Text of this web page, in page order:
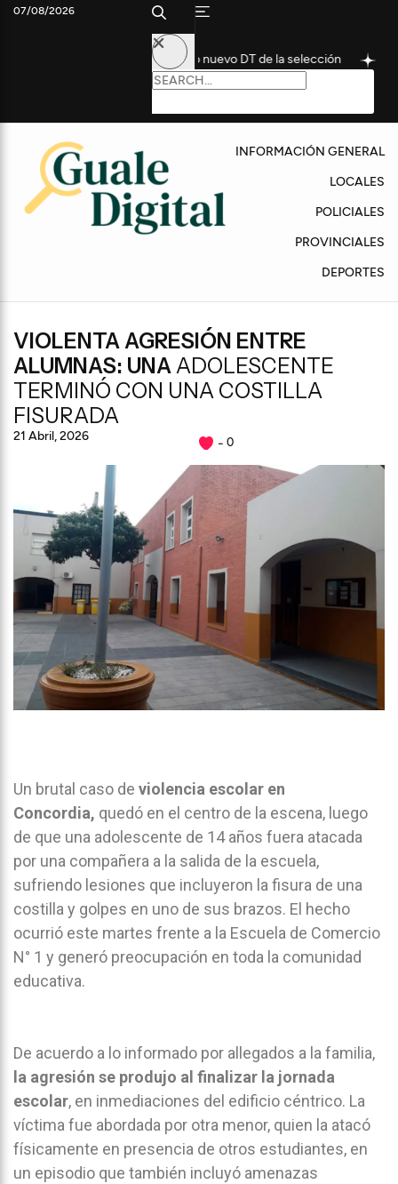
futbolista como nuevo DT de la selección Convocan a
07/08/2026
INFORMACIÓN GENERAL
LOCALES
POLICIALES
PROVINCIALES
DEPORTES
VIOLENTA AGRESIÓN ENTRE
ALUMNAS: UNAADOLESCENTE
TERMINÓ CON UNA COSTILLA
FISURADA
21 Abril, 2026 0
Un brutal caso de violencia escolar en
Concordia, quedó en el centro de la escena, luego
de que una adolescente de 14 años fuera atacada
por una compañera a la salida de la escuela,
sufriendo lesiones que incluyeron la fisura de una
costilla y golpes en uno de sus brazos. El hecho
ocurrió este martes frente a la Escuela de Comercio
N° 1 y generó preocupación en toda la comunidad
educativa.
De acuerdo a lo informado por allegados a la familia,
la agresión se produjo al finalizar la jornada
escolar, en inmediaciones del edificio céntrico. La
víctima fue abordada por otra menor, quien la atacó
físicamente en presencia de otros estudiantes, en
un episodio que también incluyó amenazas